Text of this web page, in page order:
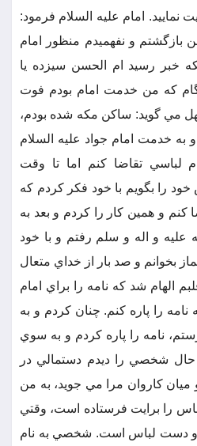
نماييد. امام عليه السلام فرمود:
بازگشتم و نفهميدم منظور امام
خبر رسيد ام الحسن سيزده يا
كه من خدمت امام بودم فوت
مي گويد: ساكن مكه شده بودم،
به خدمت امام جواد عليه السلام
لباسي تقاضا كنم اما تا وقت
را بگويم با خود فكر كردم كه
و همين كار را كردم و بعد به
و اله و سلم رفتم و با خود
بخوانم و صد بار از خداي متعال
الهام شد كه نامه را براي امام
را پاره كنم. چنان كردم و به
نامه را پاره كردم و به سوي
شخصي را ديدم دستمالي در
كاروان مرا مي جويد، به من
را برايت فرستاده است، وقتي
دو دست لباس است. شخصي به نام